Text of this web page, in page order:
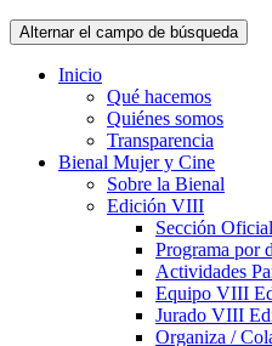
Alternar el campo de búsqueda
Inicio
Qué hacemos
Quiénes somos
Transparencia
Bienal Mujer y Cine
Sobre la Bienal
Edición VIII
Sección
Programa por
Actividades
Equipo VIII
Jurado VIII
Organiza /